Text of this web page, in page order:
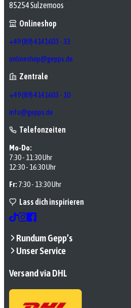
85254 Sulzemoos
Onlineshop
+49 (89) 4141603 - 33
onlineshop@gepps.de
Zentrale
+49 (89) 4141603 - 10
info@gepps.de
Telefonzeiten
Mo-Do:
7:30 - 11:30 Uhr
12:30 - 16:30 Uhr
Fr:7:30 - 13:30 Uhr
Lass dich inspirieren
Rundum Gepp’s
Unser Service
Versand via DHL